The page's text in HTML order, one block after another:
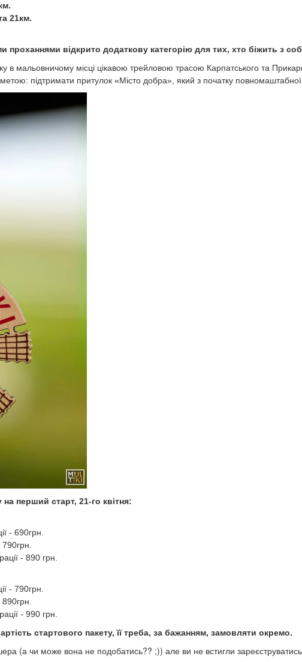
21км.
проханнями відкрито додаткову категорію для тих, хто біжить з
в мальовничому місці цікавою трейловою трасою Карпатського та
підтримати притулок «Місто добра», який з початку
на перший старт, 21-го квітня:
- 690грн.
- 890 грн.
- 790грн.
- 990 грн.
стартового пакету, її треба, за бажанням, замовляти окремо.
(а чи може вона не подобатись?? ;)) але ви не встигли